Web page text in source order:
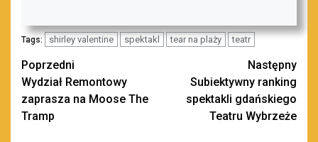
Tags: shirley valentine spektakl tear na plaży teatr
Zobacz
wpisy
Poprzedni
Wydział Remontowy
zaprasza na Moose The
Tramp
Następny
Subiektywny ranking
spektakli gdańskiego
Teatru Wybrzeże